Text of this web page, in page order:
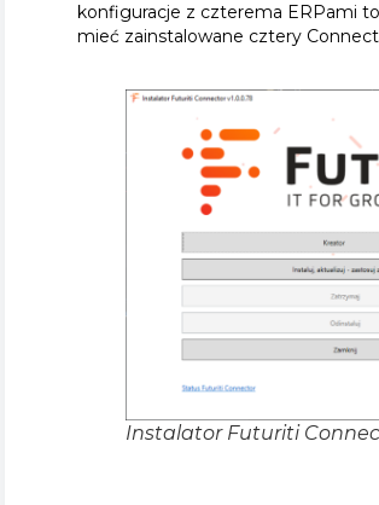
konfiguracje z czterema ERPami
mieć zainstalowane cztery
Instalator Futuriti